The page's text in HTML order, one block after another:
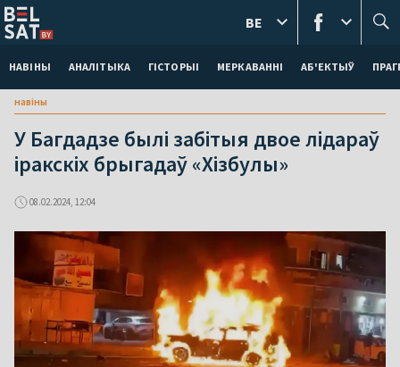
НАВІНЫ АНАЛІТЫКА ГІСТОРЫІ МЕРКАВАННI АБ'ЕКТЫЎ
BE
навіны
У Багдадзе былі забітыя двое лідараў
іракскіх брыгадаў «Хізбулы»
08.02.2024, 12:04